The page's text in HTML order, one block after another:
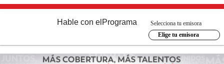
Hable con el Programa
Selecciona tu emisora
Elige tu emisora